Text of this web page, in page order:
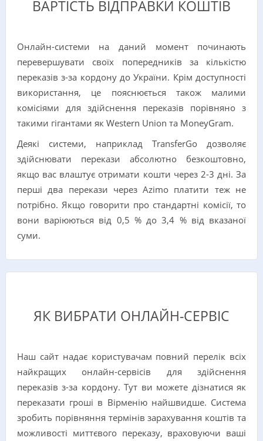
ВАРТІСТЬ ВІДПРАВКИ КОШТІВ
Онлайн-системи на даний момент починають
перевершувати своїх попередників за кількістю
переказів з-за кордону до України. Крім доступності
використання, це пояснюється також малими
комісіями для здійснення переказів порівняно з
такими гігантами як Western Union та MoneyGram.
Деякі системи, наприклад TransferGo дозволяє
здійснювати перекази абсолютно безкоштовно,
якщо вас влаштує отримати кошти через 2-3 дні. За
перші два перекази через Azimo платити теж не
потрібно. Якщо говорити про стандартні комісії, то
вони варіюються від 0,5 % до 3,4 % від вказаної
суми.
ЯК ВИБРАТИ ОНЛАЙН-СЕРВІС
Наш сайт надає користувачам повний перелік всіх
найкращих онлайн-сервісів для здійснення
переказів з-за кордону. Тут ви можете дізнатися як
переказати гроші в Вірменію найшвидше. Система
зробить порівняння термінів зарахування коштів та
можливості миттєвого переказу, враховуючи ваші